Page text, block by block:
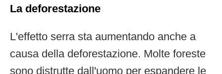
La deforestazione
L'effetto serra sta aumentando anche a
causa della deforestazione. Molte foreste
sono distrutte dall'uomo per espandere le